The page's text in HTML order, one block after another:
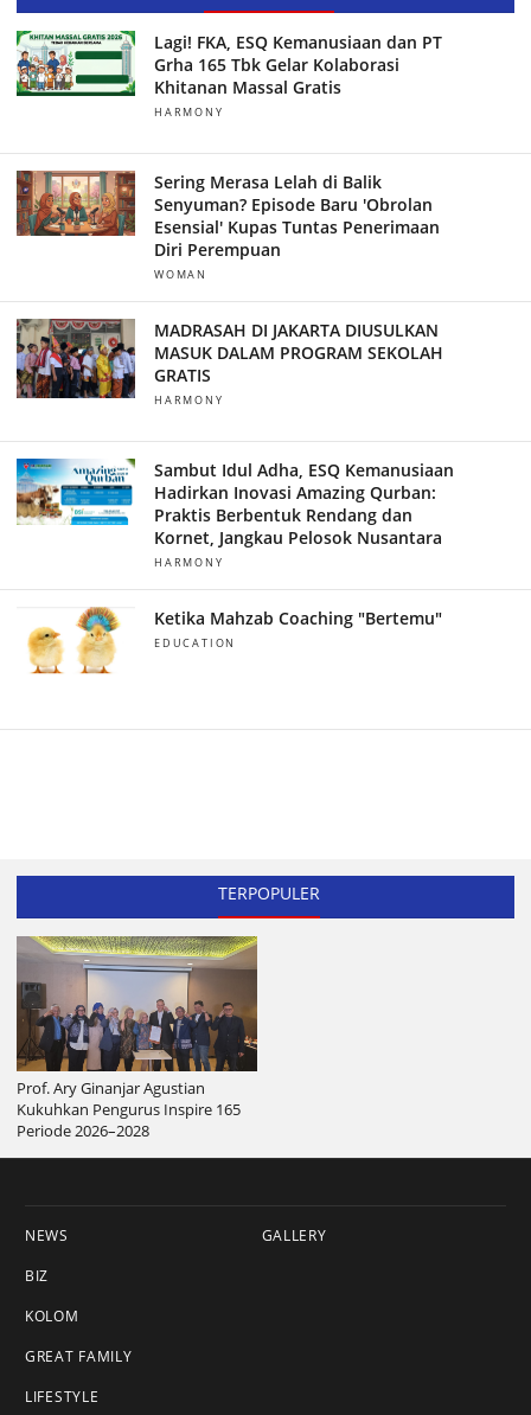
Lagi! FKA, ESQ Kemanusiaan dan PT
Grha 165 Tbk Gelar Kolaborasi
Khitanan Massal Gratis
HARMONY
Sering Merasa Lelah di Balik
Senyuman? Episode Baru 'Obrolan
Esensial' Kupas Tuntas Penerimaan
Diri Perempuan
WOMAN
MADRASAH DI JAKARTA DIUSULKAN
MASUK DALAM PROGRAM SEKOLAH
GRATIS
HARMONY
Sambut Idul Adha, ESQ Kemanusiaan
Hadirkan Inovasi Amazing Qurban:
Praktis Berbentuk Rendang dan
Kornet, Jangkau Pelosok Nusantara
HARMONY
Ketika Mahzab Coaching "Bertemu"
EDUCATION
TERPOPULER
Prof. Ary Ginanjar Agustian
Kukuhkan Pengurus Inspire 165
Periode 2026–2028
NEWS
BIZ
KOLOM
GREAT FAMILY
LIFESTYLE
GALLERY